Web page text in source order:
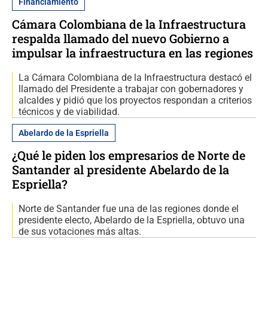
Financiamiento
Cámara Colombiana de la Infraestructura
respalda llamado del nuevo Gobierno a
impulsar la infraestructura en las regiones
La Cámara Colombiana de la Infraestructura destacó el
llamado del Presidente a trabajar con gobernadores y
alcaldes y pidió que los proyectos respondan a criterios
técnicos y de viabilidad.
Abelardo de la Espriella
¿Qué le piden los empresarios de Norte de
Santander al presidente Abelardo de la
Espriella?
Norte de Santander fue una de las regiones donde el
presidente electo, Abelardo de la Espriella, obtuvo una
de sus votaciones más altas.